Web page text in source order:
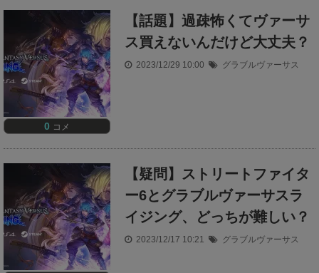
0 コメ
【話題】過疎怖くてヴァーサ
ス買えないんだけど大丈夫？
2023/12/29 10:00 グラブルヴァーサス
【疑問】ストリートファイタ
ー6とグラブルヴァーサスラ
イジング、どっちが難しい？
2023/12/17 10:21 グラブルヴァーサス